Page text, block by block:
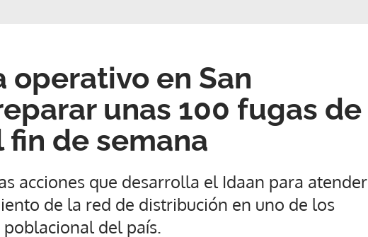
operativo en San
unas 100 fugas de
de semana
acciones que desarrolla el Idaan para atender
de la red de distribución en uno de los
del país.